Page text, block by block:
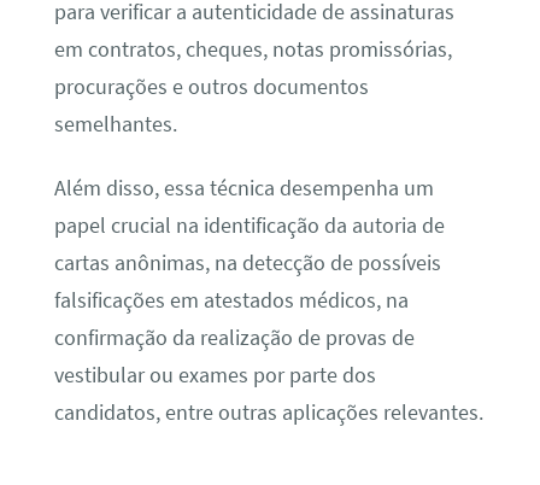
para verificar a autenticidade de assinaturas
em contratos, cheques, notas promissórias,
procurações e outros documentos
semelhantes.
Além disso, essa técnica desempenha um
papel crucial na identificação da autoria de
cartas anônimas, na detecção de possíveis
falsificações em atestados médicos, na
confirmação da realização de provas de
vestibular ou exames por parte dos
candidatos, entre outras aplicações relevantes.